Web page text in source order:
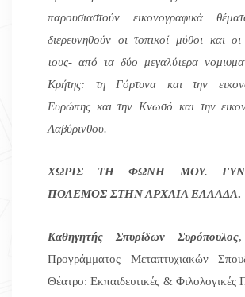
παρουσιαστούν εικονογραφικά
διερευνηθούν οι τοπικοί μύθοι και οι
τους- από τα δύο μεγαλύτερα
Κρήτης: τη Γόρτυνα και την
Ευρώπης και την Κνωσό και την
Λαβύρινθου.
ΧΩΡΙΣ ΤΗ ΦΩΝΗ ΜΟΥ.
ΠΟΛΕΜΟΣ ΣΤΗΝ ΑΡΧΑΙΑ ΕΛΛΑΔΑ.
Καθηγητής Σπυρίδων Συρόπουλος,
Προγράμματος Μεταπτυχιακών
Θέατρο: Εκπαιδευτικές & Φιλολογικές